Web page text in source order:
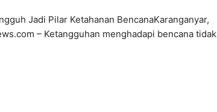
Jadi Pilar Ketahanan BencanaKaranganyar,
– Ketangguhan menghadapi bencana tidak